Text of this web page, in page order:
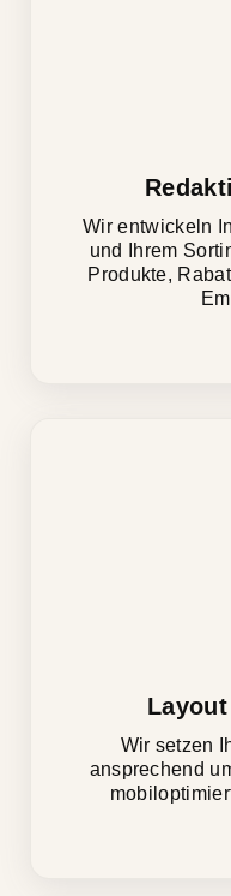
Wir entwickeln
und Ihrem
Produkte,
Wir setzen
ansprechend